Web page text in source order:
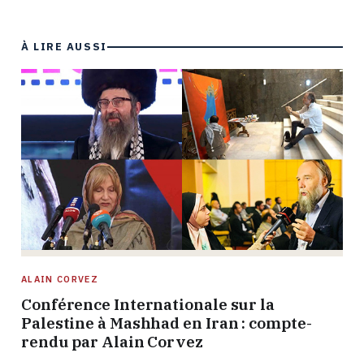
À LIRE AUSSI
ALAIN CORVEZ
Conférence Internationale sur la
Palestine à Mashhad en Iran : compte-
rendu par Alain Corvez